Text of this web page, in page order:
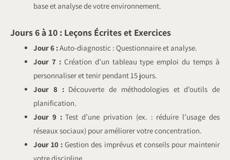
base et analyse de votre environnement.
Jours 6 à 10 : Leçons Écrites et Exercices
Jour 6 :Auto-diagnostic : Questionnaire et analyse.
Jour 7 :Création d’un tableau type emploi du temps à
personnaliser et tenir pendant 15 jours.
Jour 8 :Découverte de méthodologies et d’outils de
planification.
Jour 9 :Test d’une privation (ex. : réduire l’usage des
réseaux sociaux) pour améliorer votre concentration.
Jour 10 : Gestion des imprévus et conseils pour maintenir